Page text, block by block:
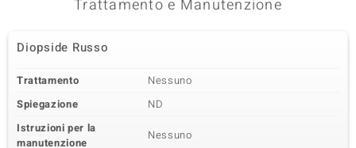
Trattamento e Manutenzione
Diopside Russo
Trattamento
Nessuno
Spiegazione
ND
Istruzioni per la
manutenzione
Nessuno